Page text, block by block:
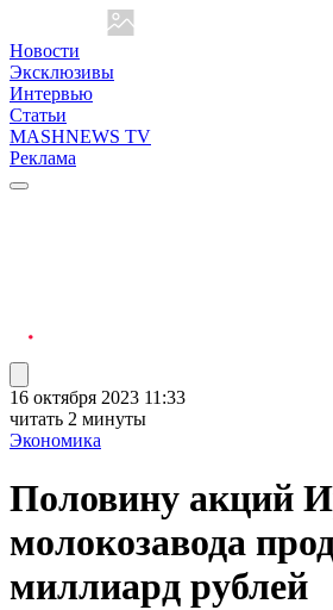
Новости
Эксклюзивы
Интервью
Статьи
MASHNEWS TV
Реклама
16 октября 2023 11:33
читать 2 минуты
Экономика
Половину акций
молокозавода
миллиард рублей